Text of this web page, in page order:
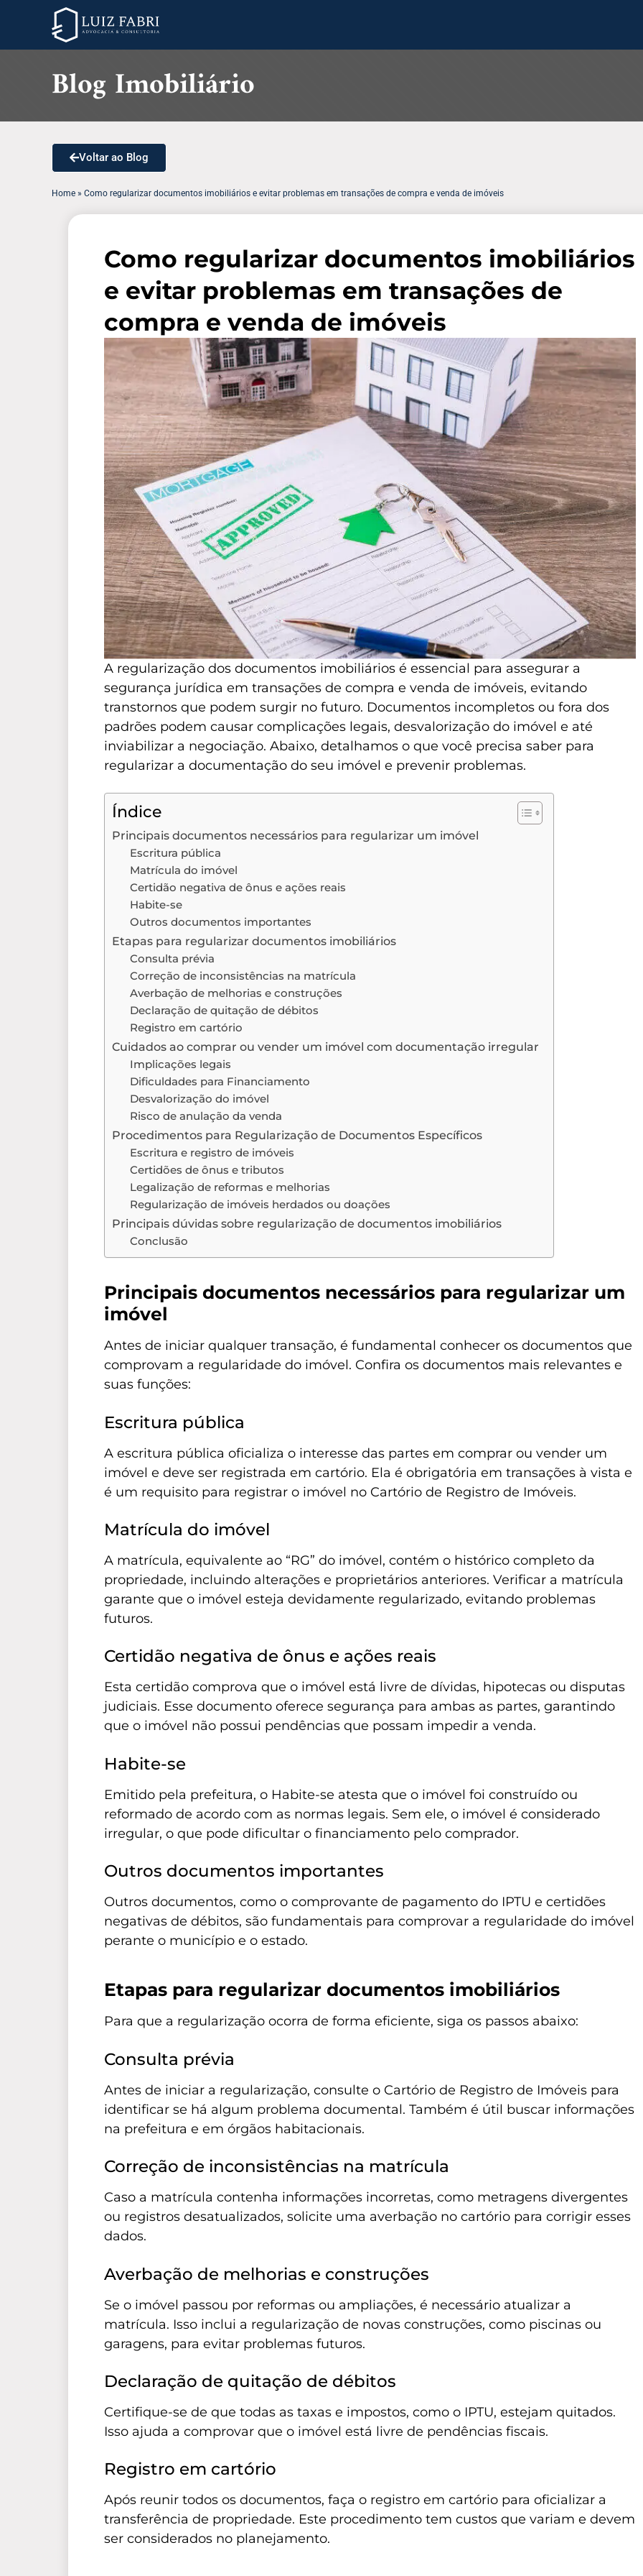
Blog Imobiliário
Voltar ao Blog
Home » Como regularizar documentos imobiliários e evitar problemas em transações de compra e venda de imóveis
Como regularizar documentos imobiliários
e evitar problemas em transações de
compra e venda de imóveis
A regularização dos documentos imobiliários é essencial para assegurar a
segurança jurídica em transações de compra e venda de imóveis, evitando
transtornos que podem surgir no futuro. Documentos incompletos ou fora dos
padrões podem causar complicações legais, desvalorização do imóvel e até
inviabilizar a negociação. Abaixo, detalhamos o que você precisa saber para
regularizar a documentação do seu imóvel e prevenir problemas.
Índice
Principais documentos necessários para regularizar um imóvel
Escritura pública
Matrícula do imóvel
Certidão negativa de ônus e ações reais
Habite-se
Outros documentos importantes
Etapas para regularizar documentos imobiliários
Consulta prévia
Correção de inconsistências na matrícula
Averbação de melhorias e construções
Declaração de quitação de débitos
Registro em cartório
Cuidados ao comprar ou vender um imóvel com documentação irregular
Implicações legais
Dificuldades para Financiamento
Desvalorização do imóvel
Risco de anulação da venda
Procedimentos para Regularização de Documentos Específicos
Escritura e registro de imóveis
Certidões de ônus e tributos
Legalização de reformas e melhorias
Regularização de imóveis herdados ou doações
Principais dúvidas sobre regularização de documentos imobiliários
Conclusão
Principais documentos necessários para regularizar um
imóvel
Antes de iniciar qualquer transação, é fundamental conhecer os documentos que
comprovam a regularidade do imóvel. Confira os documentos mais relevantes e
suas funções:
Escritura pública
A escritura pública oficializa o interesse das partes em comprar ou vender um
imóvel e deve ser registrada em cartório. Ela é obrigatória em transações à vista e
é um requisito para registrar o imóvel no Cartório de Registro de Imóveis.
Matrícula do imóvel
A matrícula, equivalente ao “RG” do imóvel, contém o histórico completo da
propriedade, incluindo alterações e proprietários anteriores. Verificar a matrícula
garante que o imóvel esteja devidamente regularizado, evitando problemas
futuros.
Certidão negativa de ônus e ações reais
Esta certidão comprova que o imóvel está livre de dívidas, hipotecas ou disputas
judiciais. Esse documento oferece segurança para ambas as partes, garantindo
que o imóvel não possui pendências que possam impedir a venda.
Habite-se
Emitido pela prefeitura, o Habite-se atesta que o imóvel foi construído ou
reformado de acordo com as normas legais. Sem ele, o imóvel é considerado
irregular, o que pode dificultar o financiamento pelo comprador.
Outros documentos importantes
Outros documentos, como o comprovante de pagamento do IPTU e certidões
negativas de débitos, são fundamentais para comprovar a regularidade do imóvel
perante o município e o estado.
Etapas para regularizar documentos imobiliários
Para que a regularização ocorra de forma eficiente, siga os passos abaixo:
Consulta prévia
Antes de iniciar a regularização, consulte o Cartório de Registro de Imóveis para
identificar se há algum problema documental. Também é útil buscar informações
na prefeitura e em órgãos habitacionais.
Correção de inconsistências na matrícula
Caso a matrícula contenha informações incorretas, como metragens divergentes
ou registros desatualizados, solicite uma averbação no cartório para corrigir esses
dados.
Averbação de melhorias e construções
Se o imóvel passou por reformas ou ampliações, é necessário atualizar a
matrícula. Isso inclui a regularização de novas construções, como piscinas ou
garagens, para evitar problemas futuros.
Declaração de quitação de débitos
Certifique-se de que todas as taxas e impostos, como o IPTU, estejam quitados.
Isso ajuda a comprovar que o imóvel está livre de pendências fiscais.
Registro em cartório
Após reunir todos os documentos, faça o registro em cartório para oficializar a
transferência de propriedade. Este procedimento tem custos que variam e devem
ser considerados no planejamento.